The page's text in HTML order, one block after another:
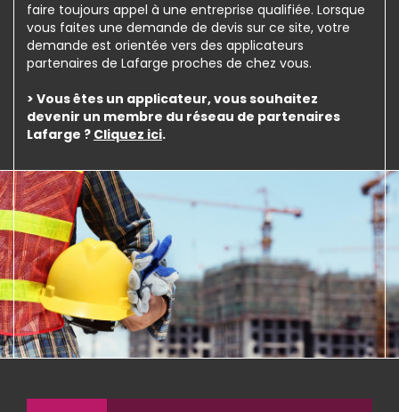
faire toujours appel à une entreprise qualifiée. Lorsque
vous faites une demande de devis sur ce site, votre
demande est orientée vers des applicateurs
partenaires de Lafarge proches de chez vous.
> Vous êtes un applicateur, vous souhaitez
devenir un membre du réseau de partenaires
Lafarge ? Cliquez ici.